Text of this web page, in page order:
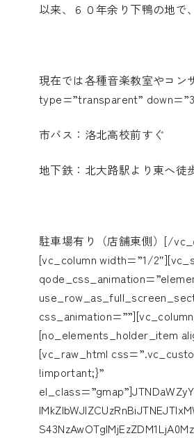
以来、６０年余り下鴨の地で
現在では各種音楽教室やコ
type=”transparent”
市バス：洛北高校前すぐ
地下鉄：北大路駅より東へ徒
駐車場有り（店舗東側）[/
[vc_column width=”1/
[no_elements_holder_item
[vc_raw_html
!important;}”